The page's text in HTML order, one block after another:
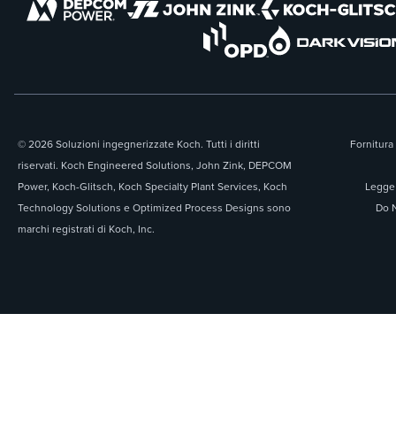
© 2026 Soluzioni ingegnerizzate Koch. Tutti i diritti
riservati. Koch Engineered Solutions, John Zink, DEPCOM
Power, Koch-Glitsch, Koch Specialty Plant Services, Koch
Technology Solutions e Optimized Process Designs sono
marchi registrati di Koch, Inc.
Do